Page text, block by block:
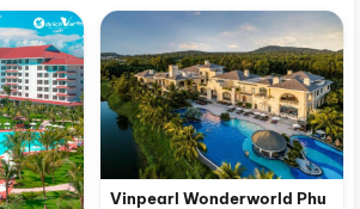
Vinpearl Wonderworld Phu